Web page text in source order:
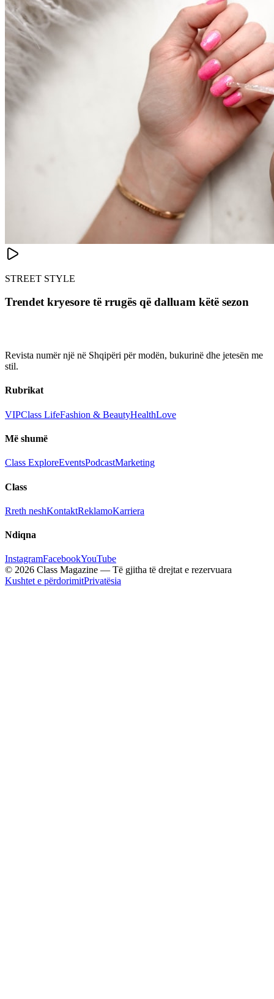
STREET STYLE
Trendet kryesore të rrugës që dalluam këtë sezon
Revista numër një në Shqipëri për modën, bukurinë dhe jetesën me
stil.
Rubrikat
VIPClass LifeFashion & BeautyHealthLove
Më shumë
Class ExploreEventsPodcastMarketing
Class
Rreth neshKontaktReklamoKarriera
Ndiqna
InstagramFacebookYouTube
© 2026 Class Magazine — Të gjitha të drejtat e rezervuara
Kushtet e përdorimitPrivatësia